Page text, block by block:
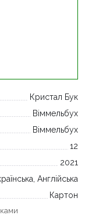
Кристал Бук
Віммельбух
Віммельбух
12
2021
Англійська
Картон